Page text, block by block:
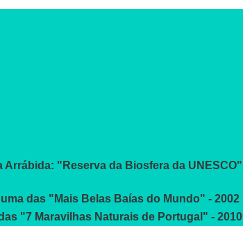
Arrábida: "Reserva da Biosfera da UNESCO"
das "Mais Belas Baías do Mundo" - 2002
"7 Maravilhas Naturais de Portugal" - 2010